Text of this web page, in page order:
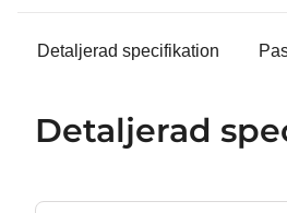
Detaljerad specifikation
Detaljerad